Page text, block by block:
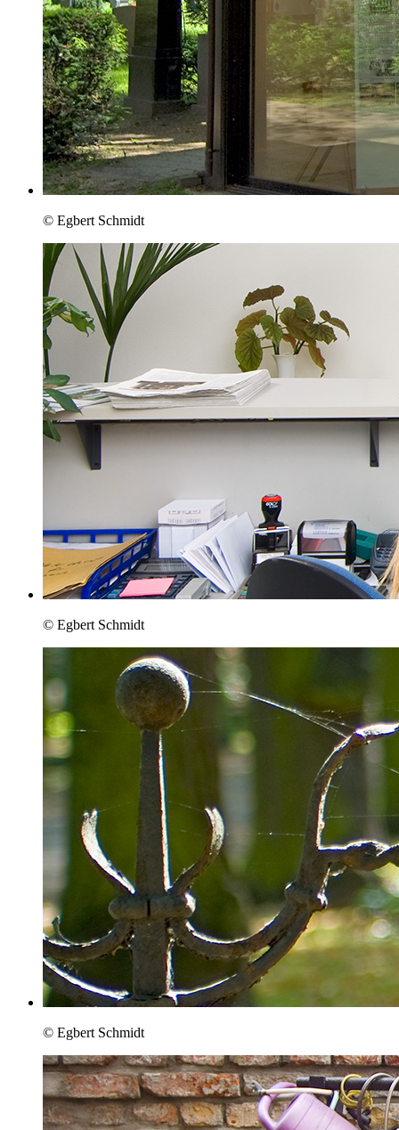
© Egbert Schmidt
© Egbert Schmidt
© Egbert Schmidt